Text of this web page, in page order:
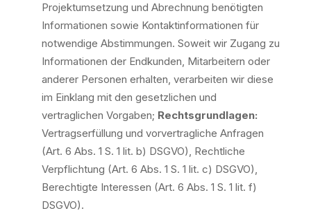
Projektumsetzung und Abrechnung benötigten
Informationen sowie Kontaktinformationen für
notwendige Abstimmungen. Soweit wir Zugang zu
Informationen der Endkunden, Mitarbeitern oder
anderer Personen erhalten, verarbeiten wir diese
im Einklang mit den gesetzlichen und
vertraglichen Vorgaben; Rechtsgrundlagen:
Vertragserfüllung und vorvertragliche Anfragen
(Art. 6 Abs. 1 S. 1 lit. b) DSGVO), Rechtliche
Verpflichtung (Art. 6 Abs. 1 S. 1 lit. c) DSGVO),
Berechtigte Interessen (Art. 6 Abs. 1 S. 1 lit. f)
DSGVO).